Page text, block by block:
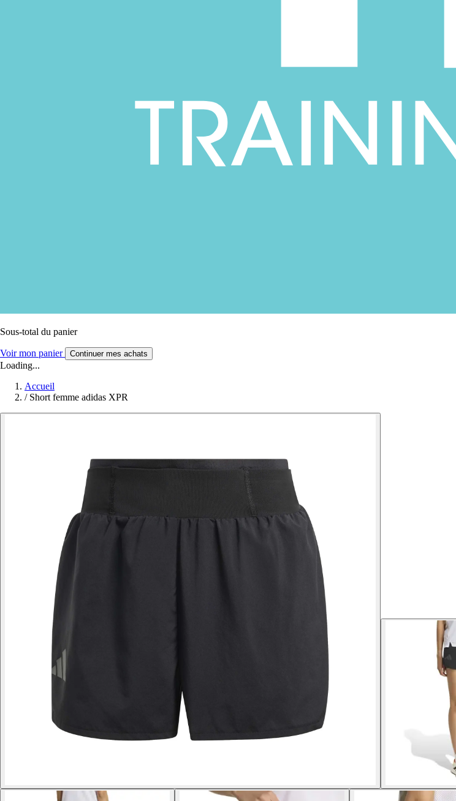
Sous-total du panier
Voir mon panier Continuer mes achats
Loading...
Accueil
/ Short femme adidas XPR